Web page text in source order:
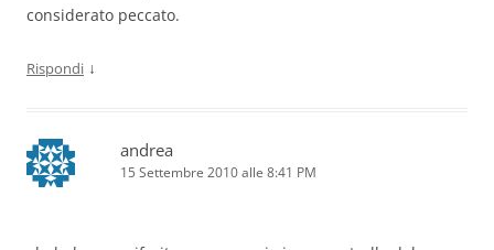
considerato peccato.
Rispondi ↓
andrea
15 Settembre 2010 alle 8:41 PM